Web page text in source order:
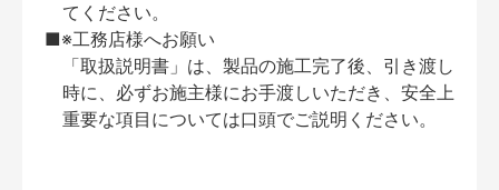
てください。
■※工務店様へお願い
「取扱説明書」は、製品の施工完了後、引き渡し
時に、必ずお施主様にお手渡しいただき、安全上
重要な項目については口頭でご説明ください。